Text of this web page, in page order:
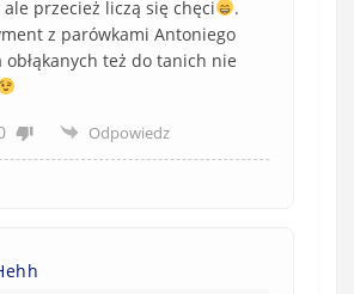
ale przecież liczą się chęci
.
z parówkami Antoniego
obłąkanych też do tanich nie
Odpowiedz